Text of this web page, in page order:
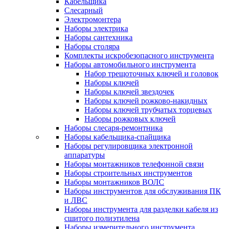
Слесарный
Электромонтера
Наборы электрика
Наборы сантехника
Наборы столяра
Комплекты искробезопасного инструмента
Наборы автомобильного инструмента
Набор трещоточных ключей и головок
Наборы ключей
Наборы ключей звездочек
Наборы ключей рожково-накидных
Наборы ключей трубчатых торцевых
Наборы рожковых ключей
Наборы слесаря-ремонтника
Наборы кабельщика-спайщика
Наборы регулировщика электронной
аппаратуры
Наборы монтажников телефонной связи
Наборы строительных инструментов
Наборы монтажников ВОЛС
Наборы инструментов для обслуживания ПК
и ЛВС
Наборы инструмента для разделки кабеля из
сшитого полиэтилена
Наборы измерительного инструмента